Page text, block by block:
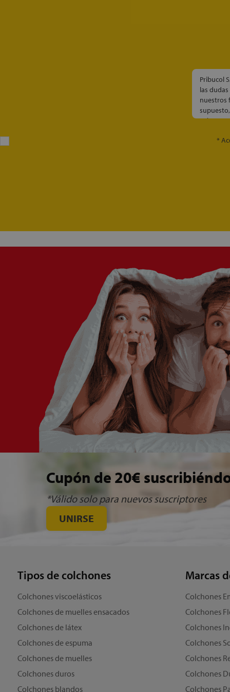
Pribucol
las
nuestros
así como
Estos
de
salvo
*
Cupón de 20€
*Válido solo para nuevos suscriptores
UNIRSE
Tipos de colchones
Colchones viscoelásticos
Colchones de muelles ensacados
Colchones de látex
Colchones de espuma
Colchones de muelles
Colchones duros
Colchones blandos
Marcas
Colchones
Colchones
Colchones
Colchones
Colchones
Colchones
Colchones